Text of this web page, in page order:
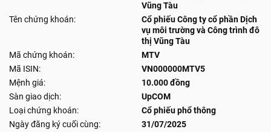
Vũng Tàu
Tên chứng khoán:
Cổ phiếu Công ty cổ phần Dịch
vụ môi trường và Công trình đô
thị Vũng Tàu
Mã chứng khoán:
MTV
Mã ISIN:
VN000000MTV5
Mệnh giá:
10.000 đồng
Sàn giao dịch:
UpCOM
Loại chứng khoán:
Cổ phiếu phổ thông
Ngày đăng ký cuối cùng:
31/07/2025